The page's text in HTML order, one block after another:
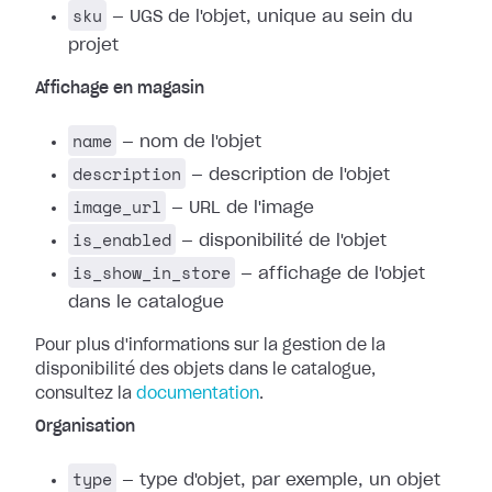
sku
— UGS de l'objet, unique au sein du
projet
Affichage en magasin
name — nom de l'objet
description — description de l'objet
image_url — URL de l'image
is_enabled — disponibilité de l'objet
is_show_in_store
— affichage de l'objet
dans le catalogue
Pour plus d'informations sur la gestion de la
disponibilité des objets dans le catalogue,
consultez la documentation.
Organisation
type
— type d'objet, par exemple, un objet